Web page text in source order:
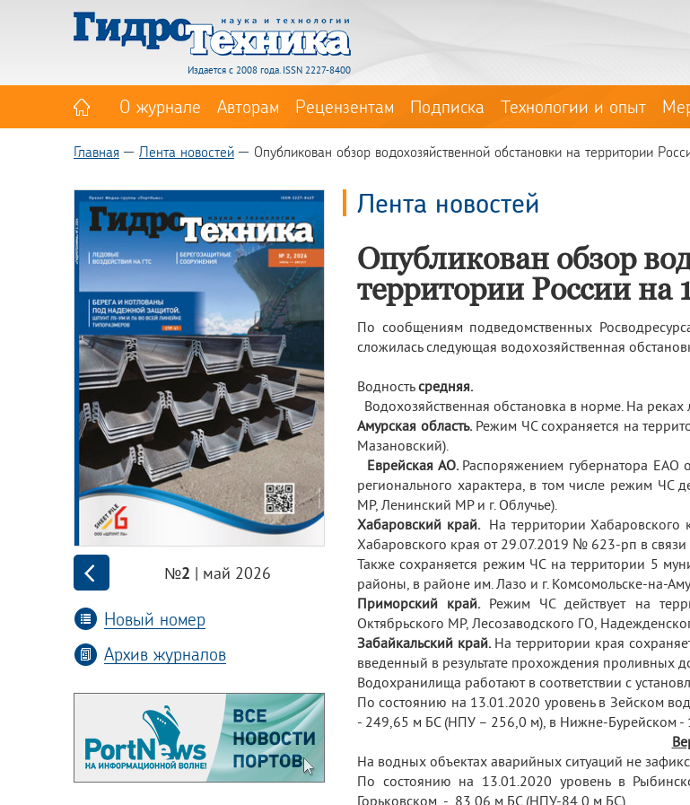
Издается с 2008 года. ISSN 2227-8400
О журнале Авторам Рецензентам Подписка Технологии и опыт
Главная Лента новостей Опубликован обзор водохозяйственной обстановки на территории
№2 | май 2026
Новый номер
Архив журналов
Лента новостей
Опубликован обзор
территории России на
По сообщениям подведомственных
сложилась следующая водохозяйственная
Водностьсредняя.
Водохозяйственная обстановка в норме. На реках
Амурская область.Режим ЧС сохраняется на
Мазановский).
Еврейская АО. Распоряжением губернатора
регионального характера, в том числе режим ЧС
МР, Ленинский МР и г. Облучье).
Хабаровский край. На территории Хабаровского
Хабаровского края от 29.07.2019 № 623-рп в
Также сохраняется режим ЧС на территории 5
районы, в районе им. Лазо и г. Комсомольске-на-
Приморский край. Режим ЧС действует на
Октябрьского МР, Лесозаводского ГО,
Забайкальский край.На территории края
введенный в результате прохождения
Водохранилища работают в соответствии с
По состоянию на 13.01.2020 уровень в Зейском
- 249,65 м БС (НПУ – 256,0 м), в Нижне-Бурейском
На водных объектах аварийных ситуаций не
По состоянию на 13.01.2020 уровень в
Горьковском - 83,06 м БС (НПУ-84,0 м БС).